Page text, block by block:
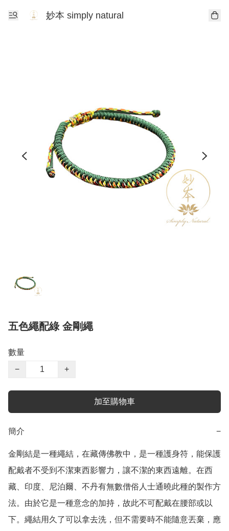
妙本 simply natural
五色繩配綠 金剛繩
數量
−
+
加至購物車
簡介 −
金剛結是一種繩結，在藏傳佛教中，是一種護身符，能保護
配戴者不受到不潔東西影響力，讓不潔的東西遠離。在西
藏、印度、尼泊爾、不丹有無數僧俗人士通曉此種的製作方
法。由於它是一種意念的加持，故此不可配戴在腰部或以
下。繩結用久了可以拿去洗，但不需要時不能隨意丟棄，應